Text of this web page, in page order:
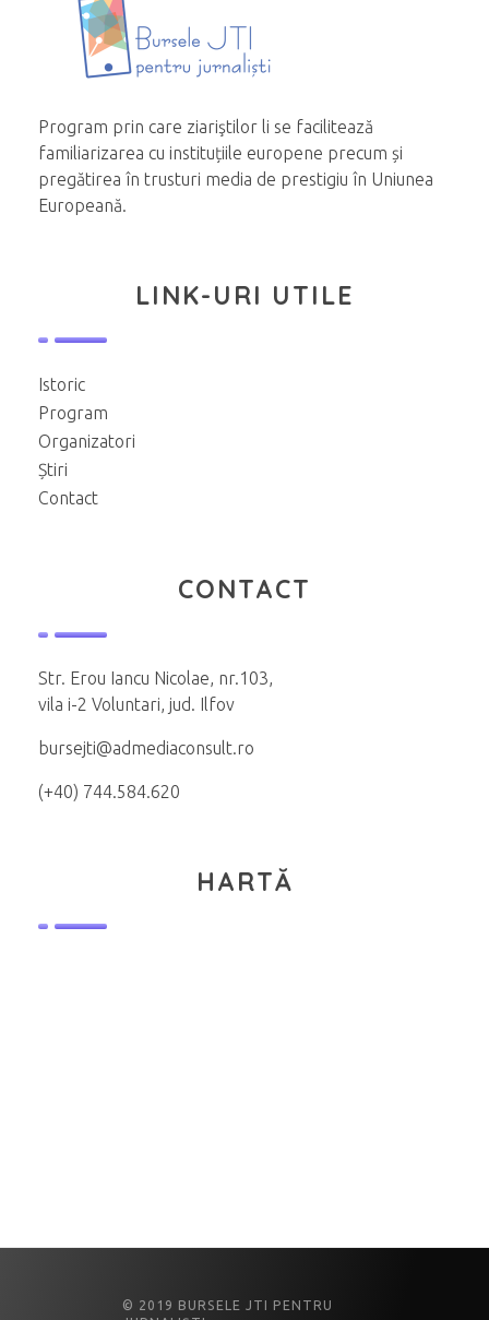
Program prin care ziariştilor li se facilitează
familiarizarea cu instituțiile europene precum și
pregătirea în trusturi media de prestigiu în Uniunea
Europeană.
LINK-URI UTILE
Istoric
Program
Organizatori
Știri
Contact
CONTACT
Str. Erou Iancu Nicolae, nr.103,
vila i-2 Voluntari, jud. Ilfov
bursejti@admediaconsult.ro
(+40) 744.584.620
HARTĂ
© 2019 BURSELE JTI PENTRU